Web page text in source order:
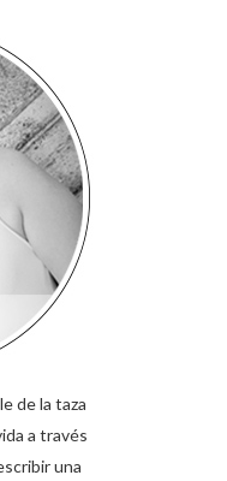
de la taza
a través
una